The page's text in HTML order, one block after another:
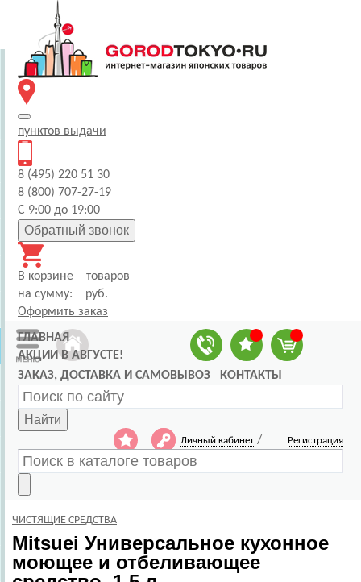
пунктов выдачи
8 (495) 220 51 30
8 (800) 707-27-19
С 9:00 до 19:00
Обратный звонок
В корзине
товаров
на сумму:
руб.
Оформить заказ
ГЛАВНАЯ
АКЦИИ В АВГУСТЕ!
ЗАКАЗ, ДОСТАВКА И САМОВЫВОЗ
КОНТАКТЫ
Найти
Личный кабинет / Регистрация
ЧИСТЯЩИЕ СРЕДСТВА
Mitsuei Универсальное кухонное
моющее и отбеливающее